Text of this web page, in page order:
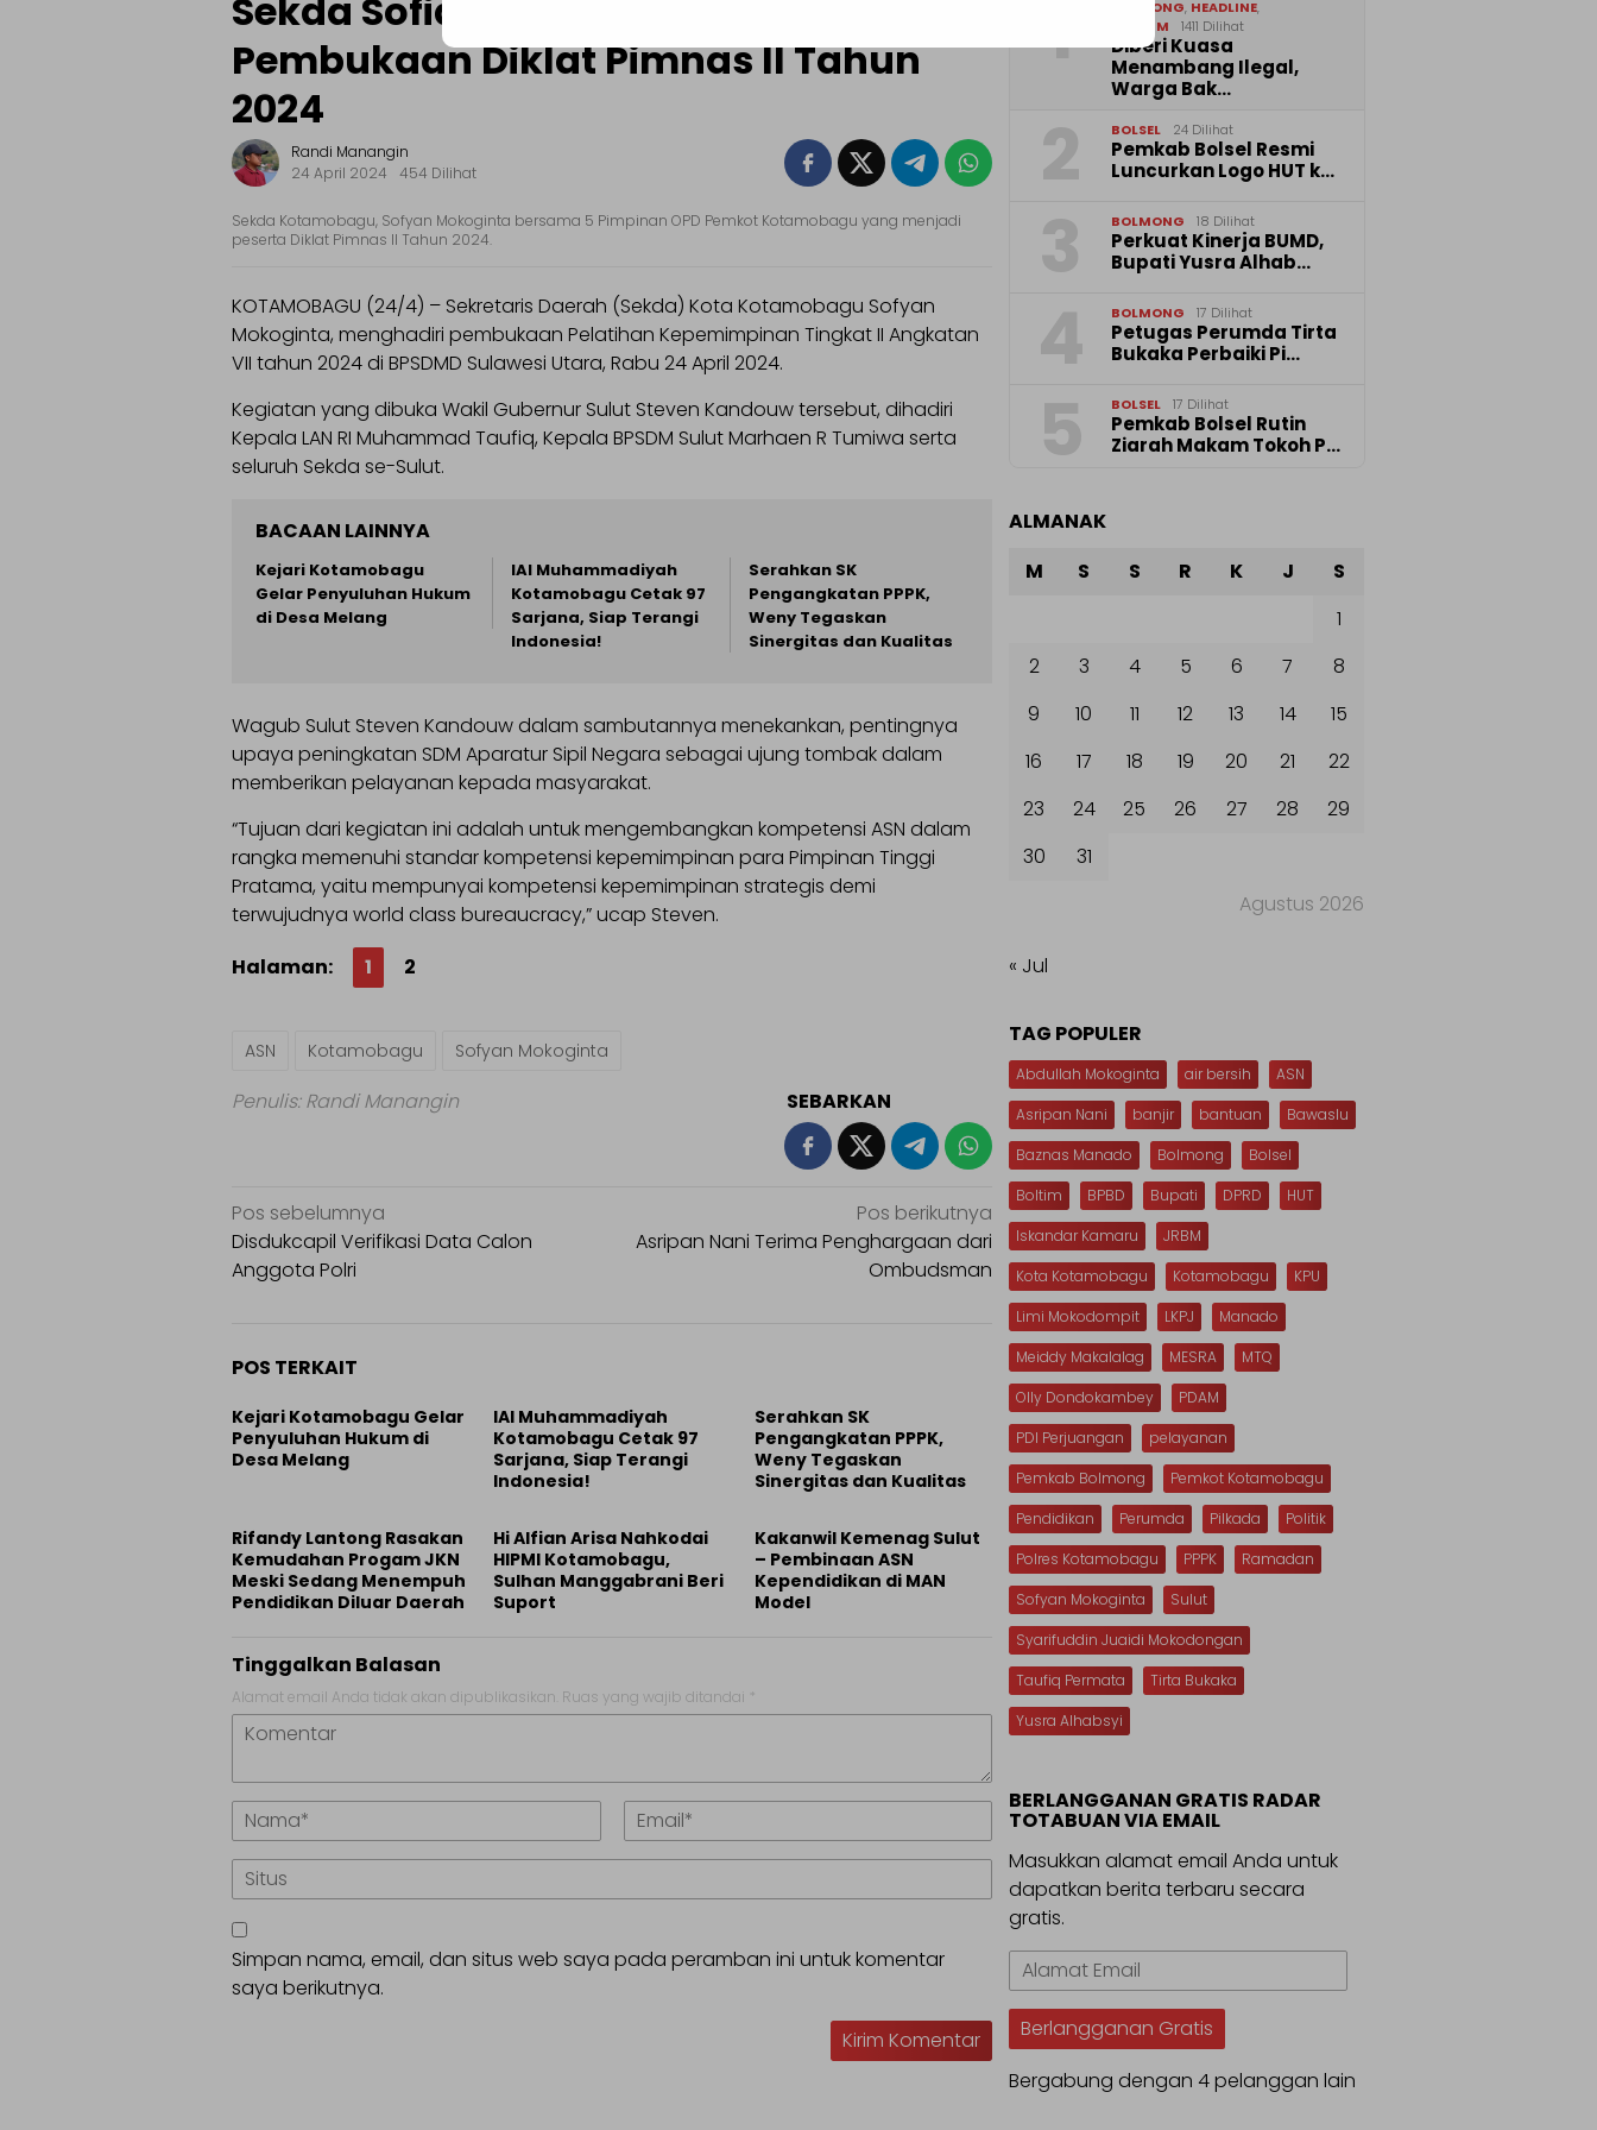
Sekda Sofian Mokoginta Hadiri
Pembukaan Diklat Pimnas II Tahun
2024
Randi Manangin
24 April 2024
454 Dilihat
Sekda Kotamobagu, Sofyan Mokoginta bersama 5 Pimpinan OPD Pemkot Kotamobagu yang menjadi
peserta Diklat Pimnas II Tahun 2024.
KOTAMOBAGU (24/4) – Sekretaris Daerah (Sekda) Kota Kotamobagu Sofyan
Mokoginta, menghadiri pembukaan Pelatihan Kepemimpinan Tingkat II Angkatan
VII tahun 2024 di BPSDMD Sulawesi Utara, Rabu 24 April 2024.
Kegiatan yang dibuka Wakil Gubernur Sulut Steven Kandouw tersebut, dihadiri
Kepala LAN RI Muhammad Taufiq, Kepala BPSDM Sulut Marhaen R Tumiwa serta
seluruh Sekda se-Sulut.
BACAAN LAINNYA
Kejari Kotamobagu
Gelar Penyuluhan Hukum
di Desa Melang
IAI Muhammadiyah
Kotamobagu Cetak 97
Sarjana, Siap Terangi
Indonesia!
Serahkan SK
Pengangkatan PPPK,
Weny Tegaskan
Sinergitas dan Kualitas
Wagub Sulut Steven Kandouw dalam sambutannya menekankan, pentingnya
upaya peningkatan SDM Aparatur Sipil Negara sebagai ujung tombak dalam
memberikan pelayanan kepada masyarakat.
“Tujuan dari kegiatan ini adalah untuk mengembangkan kompetensi ASN dalam
rangka memenuhi standar kompetensi kepemimpinan para Pimpinan Tinggi
Pratama, yaitu mempunyai kompetensi kepemimpinan strategis demi
terwujudnya world class bureaucracy,” ucap Steven.
Halaman:
1 2
ASN Kotamobagu Sofyan Mokoginta
Penulis: Randi Manangin SEBARKAN
Navigasi
pos
Pos sebelumnya
Disdukcapil Verifikasi Data Calon
Anggota Polri
Pos berikutnya
Asripan Nani Terima Penghargaan dari
Ombudsman
POS TERKAIT
Kejari Kotamobagu Gelar
Penyuluhan Hukum di
Desa Melang
IAI Muhammadiyah
Kotamobagu Cetak 97
Sarjana, Siap Terangi
Indonesia!
Serahkan SK
Pengangkatan PPPK,
Weny Tegaskan
Sinergitas dan Kualitas
Rifandy Lantong Rasakan
Kemudahan Progam JKN
Meski Sedang Menempuh
Pendidikan Diluar Daerah
Hi Alfian Arisa Nahkodai
HIPMI Kotamobagu,
Sulhan Manggabrani Beri
Suport
Kakanwil Kemenag Sulut
– Pembinaan ASN
Kependidikan di MAN
Model
Tinggalkan Balasan
Alamat email Anda tidak akan dipublikasikan. Ruas yang wajib ditandai *
Simpan nama, email, dan situs web saya pada peramban ini untuk komentar
saya berikutnya.
1 BOLMONG, HEADLINE,
HUKRIM
1411 Dilihat
Diberi Kuasa
Menambang Ilegal,
Warga Bak…
BOLSEL 24 Dilihat
Pemkab Bolsel Resmi
Luncurkan Logo HUT k…
BOLMONG 18 Dilihat
Perkuat Kinerja BUMD,
Bupati Yusra Alhab…
BOLMONG 17 Dilihat
Petugas Perumda Tirta
Bukaka Perbaiki Pi…
BOLSEL 17 Dilihat
Pemkab Bolsel Rutin
Ziarah Makam Tokoh P…
ALMANAK
Agustus 2026
M S S R K J
S
1
2
3 4 5 6 7
8
9
10 11 12 13 14
15
16
17 18 19 20 21
22
23
24 25 26 27 28
29
30
31
« Jul
TAG POPULER
Abdullah Mokoginta air bersih
ASN
Asripan Nani
banjir bantuan
Bawaslu
Baznas Manado
Bolmong
Bolsel
Boltim
BPBD Bupati DPRD
HUT
Iskandar Kamaru
JRBM
Kota Kotamobagu
Kotamobagu
KPU
Limi Mokodompit
LKPJ
Manado
Meiddy Makalalag
MESRA
MTQ
Olly Dondokambey
PDAM
PDI Perjuangan
pelayanan
Pemkab Bolmong
Pemkot Kotamobagu
Pendidikan
Perumda Pilkada
Politik
Polres Kotamobagu
PPPK
Ramadan
Sofyan Mokoginta
Sulut
Syarifuddin Juaidi Mokodongan
Taufiq Permata
Tirta Bukaka
Yusra Alhabsyi
BERLANGGANAN GRATIS RADAR
TOTABUAN VIA EMAIL
Masukkan alamat email Anda untuk
dapatkan berita terbaru secara
gratis.
Alamat
Email
Berlangganan Gratis
Bergabung dengan 4 pelanggan lain